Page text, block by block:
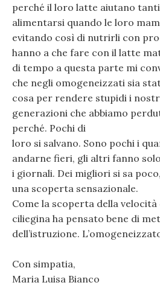
perché il loro latte aiutano
alimentarsi quando le loro
evitando così di nutrirli con
hanno a che fare con il latte
di tempo a questa parte mi
che negli omogeneizzati sia
cosa per rendere stupidi i
generazioni che abbiamo
perché. Pochi di
loro si salvano. Sono pochi i
andarne fieri, gli altri fanno
i giornali. Dei migliori si sa
una scoperta sensazionale.
Come la scoperta della
ciliegina ha pensato bene di
dell’istruzione.
Con simpatia,
Maria Luisa Bianco